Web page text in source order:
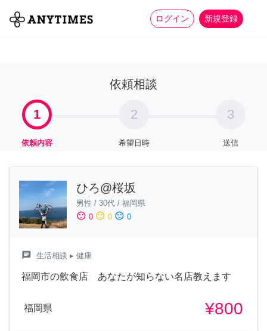
ログイン 新規登録
全て 家事 more_horiz
依頼相談
1
依頼内容
2
希望日時
3
送信
ひろ@桜坂
男性 / 30代 / 福岡県
sentiment_satisfied 0 sentiment_neutral 0 sentiment_dissatisfied 0
chat 生活相談 ▸ 健康
福岡市の飲食店 あなたが知らない名店教えます
福岡県 ¥800